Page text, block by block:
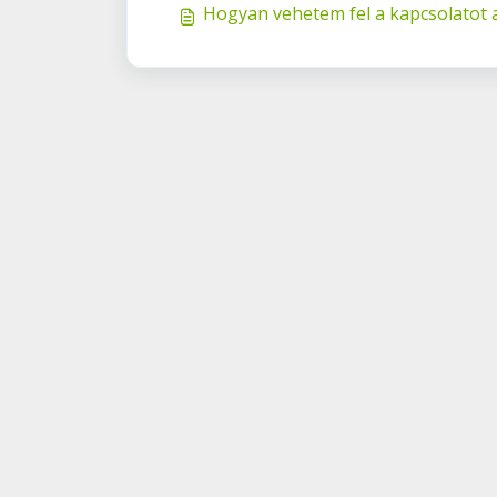
Hogyan vehetem fel a kapcsolatot